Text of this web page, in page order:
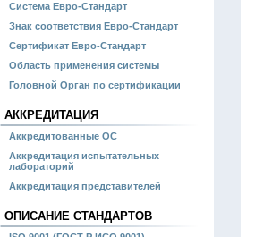
Система Евро-Стандарт
Знак соответствия Евро-Стандарт
Сертификат Евро-Стандарт
Область применения системы
Головной Орган по сертификации
АККРЕДИТАЦИЯ
Аккредитованные ОС
Аккредитация испытательных
лабораторий
Аккредитация представителей
ОПИСАНИЕ СТАНДАРТОВ